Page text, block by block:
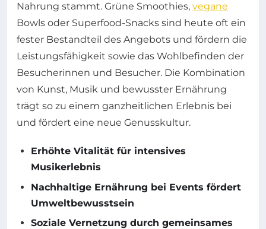
Nahrung stammt. Grüne Smoothies, vegane
Bowls oder Superfood-Snacks sind heute oft ein
fester Bestandteil des Angebots und fördern die
Leistungsfähigkeit sowie das Wohlbefinden der
Besucherinnen und Besucher. Die Kombination
von Kunst, Musik und bewusster Ernährung
trägt so zu einem ganzheitlichen Erlebnis bei
und fördert eine neue Genusskultur.
Erhöhte Vitalität für intensives
Musikerlebnis
Nachhaltige Ernährung bei Events fördert
Umweltbewusstsein
Soziale Vernetzung durch gemeinsames